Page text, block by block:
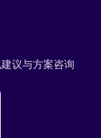
议与方案咨询